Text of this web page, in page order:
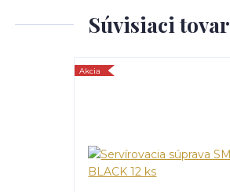
Súvisiaci tovar
Akcia